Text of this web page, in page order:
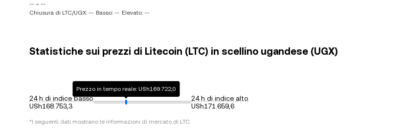
-- ~ --
Chiusura di LTC/UGX: -- Basso: -- Elevato: --
Statistiche sui prezzi di Litecoin (LTC) in scellino ugandese (UGX)
24 h di indice basso
USh168.753,3
Prezzo in tempo reale: USh169.722,0
24 h di indice alto
USh171.659,6
*I seguenti dati mostrano le informazioni di mercato di LTC.